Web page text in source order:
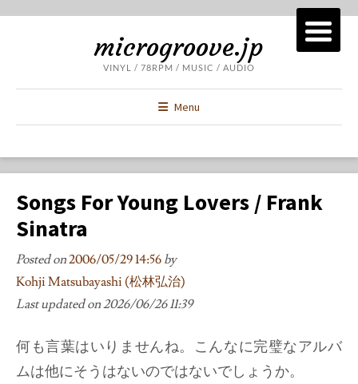
microgroove.jp
VINYL / 78RPM / MUSIC / AUDIO
Menu
Songs For Young Lovers / Frank
Sinatra
Posted on2006/05/29 14:56 by
Kohji Matsubayashi (松林弘治)
Last updated on2026/06/26 11:39
何も言葉はいりませんね。こんなに完璧なアルバ
ムは他にそうはないのではないでしょうか。